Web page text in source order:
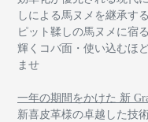
しによる馬ヌメを継承する
ピット鞣しの馬ヌメに宿る
輝くコバ面・使い込むほ
ませ
一年の期間をかけた 新
新喜皮革様の卓越した技